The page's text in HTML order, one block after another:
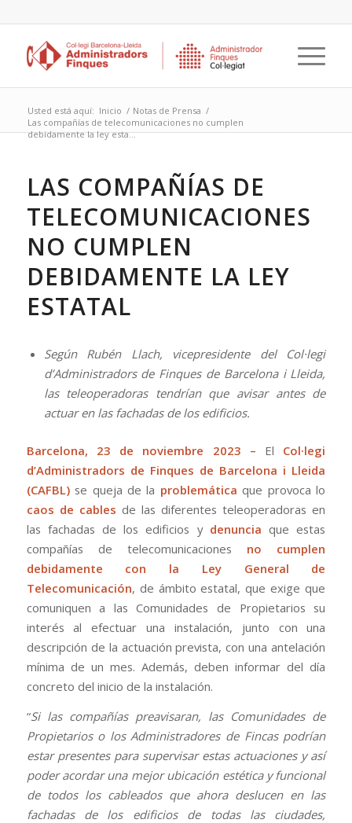
Usted está aquí: Inicio / Notas de Prensa /
Las compañías de telecomunicaciones no cumplen
debidamente la ley esta...
LAS COMPAÑÍAS DE
TELECOMUNICACIONES
NO CUMPLEN
DEBIDAMENTE LA LEY
ESTATAL
Según Rubén Llach, vicepresidente del Col·legi
d’Administradors de Finques de Barcelona i Lleida,
las teleoperadoras tendrían que avisar antes de
actuar en las fachadas de los edificios.
Barcelona, 23 de noviembre 2023 – El Col·legi
d’Administradors de Finques de Barcelona i Lleida
(CAFBL)se queja de la problemática que provoca lo
caos de cables de las diferentes teleoperadoras en
las fachadas de los edificios y denuncia que estas
compañías de telecomunicaciones no cumplen
debidamente con la Ley General de
Telecomunicación, de ámbito estatal, que exige que
comuniquen a las Comunidades de Propietarios su
interés al efectuar una instalación, junto con una
descripción de la actuación prevista, con una antelación
mínima de un mes. Además, deben informar del día
concreto del inicio de la instalación.
“Si las compañías preavisaran, las Comunidades de
Propietarios o los Administradores de Fincas podrían
estar presentes para supervisar estas actuaciones y así
poder acordar una mejor ubicación estética y funcional
de todos los cableados que ahora deslucen en las
fachadas de los edificios de todas las ciudades,